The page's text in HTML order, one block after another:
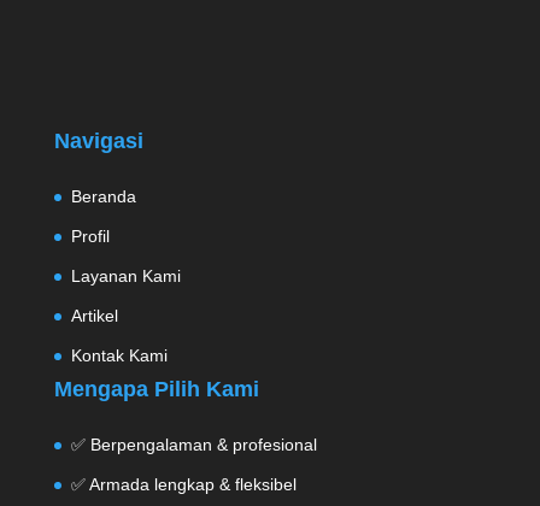
Navigasi
Beranda
Profil
Layanan Kami
Artikel
Kontak Kami
Mengapa Pilih Kami
✅ Berpengalaman & profesional
✅ Armada lengkap & fleksibel